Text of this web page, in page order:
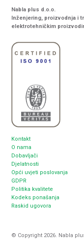
Nabla plus d.o.o.
Inženjering, proizvodnja i
elektrotehničkim
Kontakt
O nama
Dobavljači
Djelatnosti
Opći uvjeti poslovanja
GDPR
Politika kvalitete
Kodeks ponašanja
Raskid ugovora
© Copyright 2026. Nabla